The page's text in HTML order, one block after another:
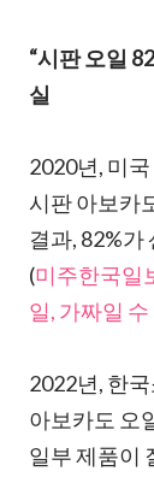
“시판 오일
실
2020년, 미
시판 아보카
결과, 82%가
(미주한국일
일, 가짜일
2022년, 한
아보카도 오
일부 제품이